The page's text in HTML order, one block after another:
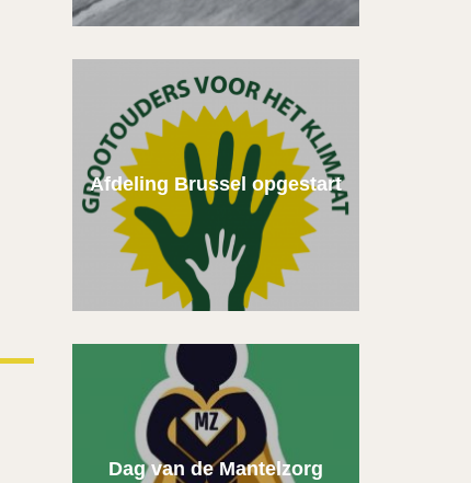
Afdeling Brussel opgestart
Dag van de Mantelzorg